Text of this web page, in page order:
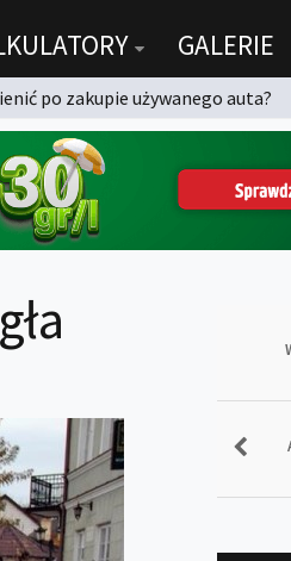
GALERIE
po zakupie używanego auta?